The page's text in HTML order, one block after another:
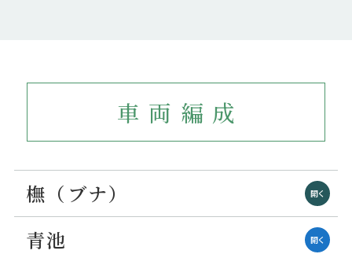
車両編成
橅（ブナ） 開く
青池 開く